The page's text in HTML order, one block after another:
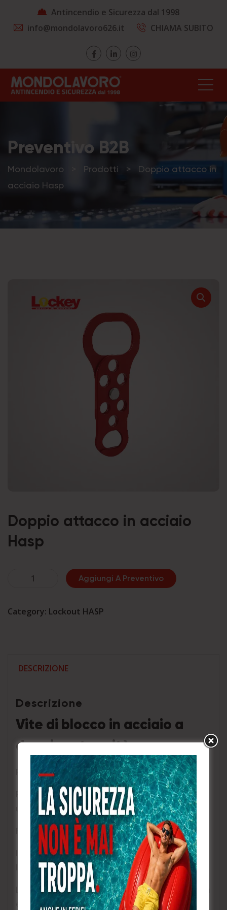
Antincendio e Sicurezza dal 1998
info@mondolavoro626.it
CHIAMA SUBITO
Preventivo B2B
Mondolavoro Prodotti >
Doppio attacco in
acciaio Hasp
Doppio attacco in acciaio
Hasp
Doppio
acciaio
Aggiungi A Preventivo
Category: Lockout HASP
DESCRIZIONE
Descrizione
Vite di blocco in acciaio a
doppia estremità
Realizzato in acciaio verniciato rosso.
Permettere l’uso di più lucchetti quando si isola
una fonte di energia.
Fori di bloccaggio: diametro 11mm
Il colore può essere personalizzato, è disponibile
la stampa Logo Laser.
Lunghezza totale: 152 mm, con ganasce da 25 mm
e 38 mm.